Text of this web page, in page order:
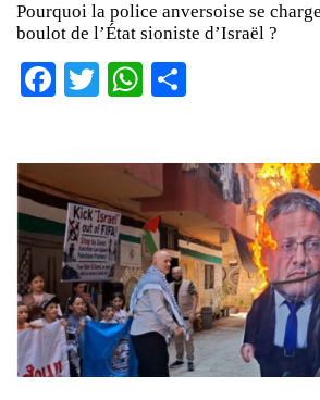
Pourquoi la police anversoise se
boulot de l’État sioniste d’Israël ?
Facebook
TwitterWhatsApp